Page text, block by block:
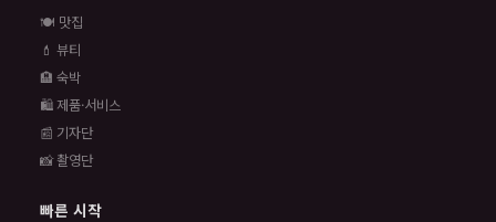
🍽️ 맛집
💄 뷰티
🏨 숙박
🛍️ 제품·서비스
📰 기자단
📸 촬영단
빠른 시작